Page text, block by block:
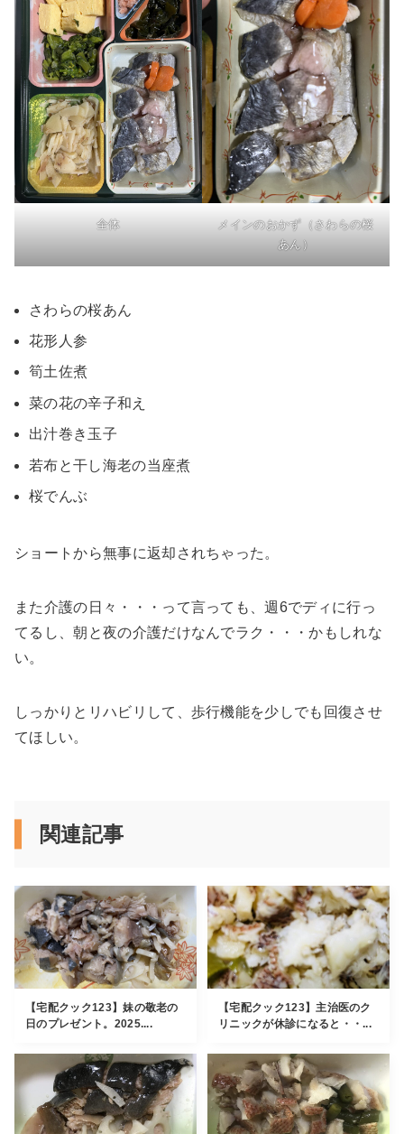
全体
メインのおかず（さわらの桜
あん）
さわらの桜あん
花形人参
筍土佐煮
菜の花の辛子和え
出汁巻き玉子
若布と干し海老の当座煮
桜でんぶ
ショートから無事に返却されちゃった。
また介護の日々・・・って言っても、週6でディに行っ
てるし、朝と夜の介護だけなんでラク・・・かもしれな
い。
しっかりとリハビリして、歩行機能を少しでも回復させ
てほしい。
関連記事
【宅配クック123】妹の敬老の
日のプレゼント。2025....
【宅配クック123】主治医のク
リニックが休診になると・・...